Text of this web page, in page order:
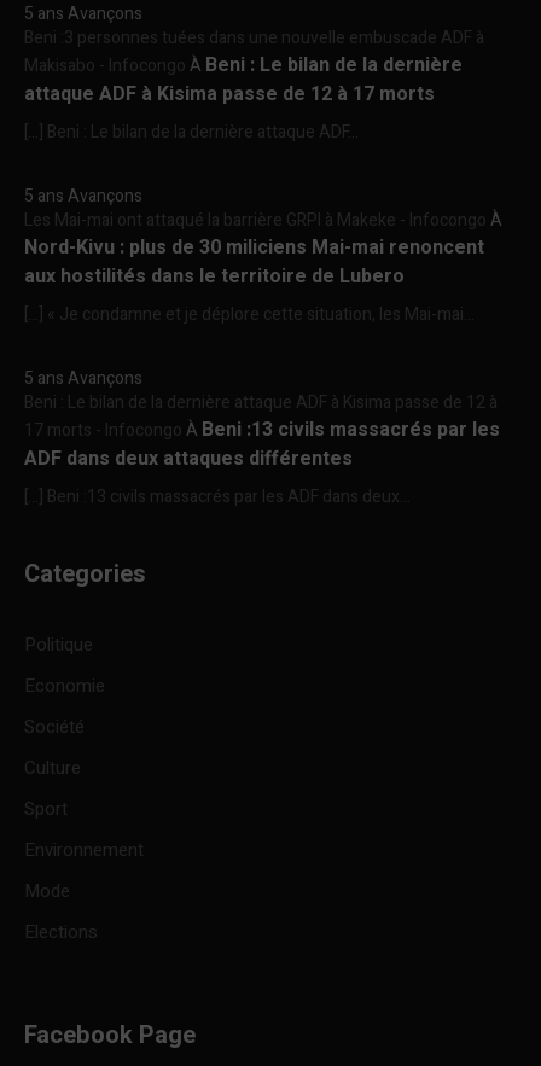
5 ans Avançons
Beni :3 personnes tuées dans une nouvelle embuscade ADF à
Makisabo - InfocongoÀ Beni : Le bilan de la dernière
attaque ADF à Kisima passe de 12 à 17 morts
[…] Beni : Le bilan de la dernière attaque ADF...
5 ans Avançons
Les Mai-mai ont attaqué la barrière GRPI à Makeke - InfocongoÀ
Nord-Kivu : plus de 30 miliciens Mai-mai renoncent
aux hostilités dans le territoire de Lubero
[…] « Je condamne et je déplore cette situation, les Mai-mai...
5 ans Avançons
Beni : Le bilan de la dernière attaque ADF à Kisima passe de 12 à
17 morts - InfocongoÀ Beni :13 civils massacrés par les
ADF dans deux attaques différentes
[…] Beni :13 civils massacrés par les ADF dans deux...
Categories
Politique
Economie
Société
Culture
Sport
Environnement
Mode
Elections
Facebook Page